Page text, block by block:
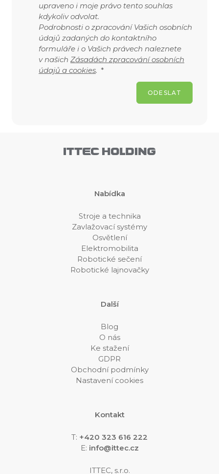
upraveno i moje právo tento souhlas
kdykoliv odvolat.
Podrobnosti o zpracování Vašich osobních
údajů zadaných do kontaktního
formuláře i o Vašich právech naleznete
v našich Zásadách zpracování osobních
údajů a cookies. *
ODESLAT
Nabídka
Stroje a technika
Zavlažovací systémy
Osvětlení
Elektromobilita
Robotické sečení
Robotické lajnovačky
Další
Blog
O nás
Ke stažení
GDPR
Obchodní podmínky
Nastavení cookies
Kontakt
T: +420 323 616 222
E: info@ittec.cz
ITTEC, s.r.o.